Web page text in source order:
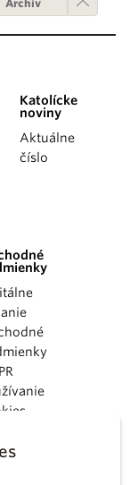
Archív
Katolícke
noviny
Aktuálne
číslo